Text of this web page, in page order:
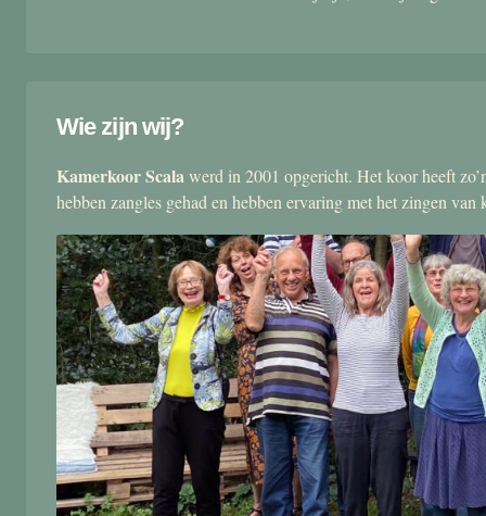
Wie zijn wij?
Kamerkoor Scalawerd in 2001 opgericht. Het koor heeft
hebben zangles gehad en hebben ervaring met het zingen van